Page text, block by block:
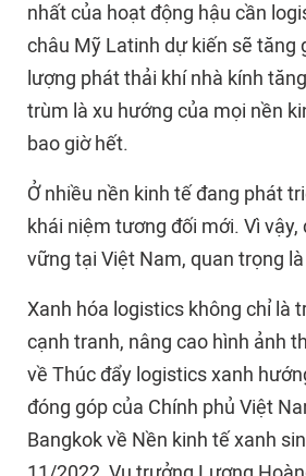
nhất của hoạt động hậu cần
châu Mỹ Latinh dự kiến sẽ tăng
lượng phát thải khí nhà kính
trùm là xu hướng của mọi nền
bao giờ hết.
Ở nhiều nền kinh tế đang phát
khái niệm tương đối mới. Vì
vững tại Việt Nam, quan trọng
Xanh hóa logistics không chỉ là
cạnh tranh, nâng cao hình ảnh
về Thúc đẩy logistics xanh
đóng góp của Chính phủ Việt
Bangkok về Nền kinh tế xanh